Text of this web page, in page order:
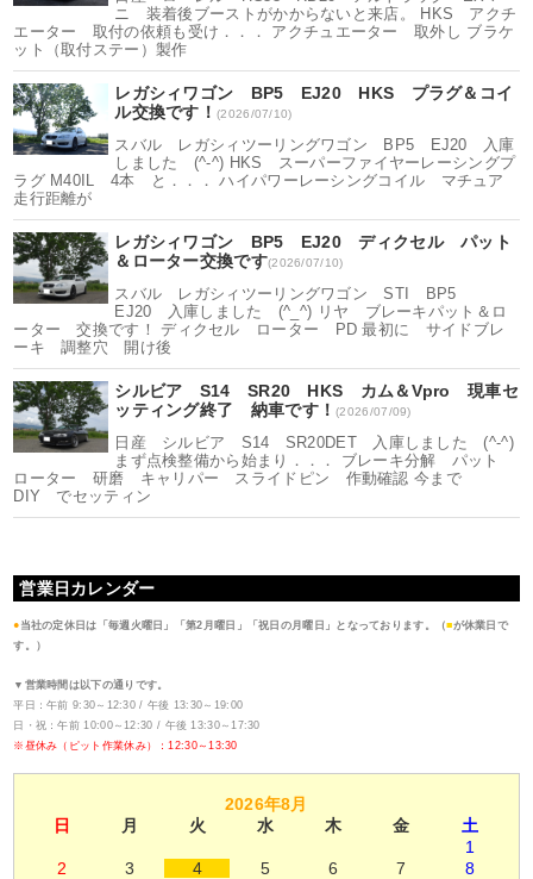
ニ 装着後ブーストがかからないと来店。 HKS アクチ
エーター 取付の依頼も受け．．． アクチュエーター 取外し ブラケ
ット（取付ステー）製作
レガシィワゴン BP5 EJ20 HKS プラグ＆コイ
ル交換です！(2026/07/10)
スバル レガシィツーリングワゴン BP5 EJ20 入庫
しました (^-^) HKS スーパーファイヤーレーシングプ
ラグ M40IL 4本 と．．． ハイパワーレーシングコイル マチュア
走行距離が
レガシィワゴン BP5 EJ20 ディクセル パット
＆ローター交換です(2026/07/10)
スバル レガシィツーリングワゴン STI BP5
EJ20 入庫しました (^_^) リヤ ブレーキパット＆ロ
ーター 交換です！ ディクセル ローター PD 最初に サイドブレ
ーキ 調整穴 開け後
シルビア S14 SR20 HKS カム＆Vpro 現車セ
ッティング終了 納車です！(2026/07/09)
日産 シルビア S14 SR20DET 入庫しました (^-^)
まず点検整備から始まり．．． ブレーキ分解 パット
ローター 研磨 キャリパー スライドピン 作動確認 今まで
DIY でセッティン
営業日カレンダー
● 当社の定休日は「毎週火曜日」「第2月曜日」「祝日の月曜日」となっております。（■が休業日で
す。）
▼営業時間は以下の通りです。
平日：午前 9:30～12:30 / 午後 13:30～19:00
日・祝：午前 10:00～12:30 / 午後 13:30～17:30
※昼休み（ピット作業休み）：12:30～13:30
2026年8月
日
月 火 水 木 金
土
1
2
3 4 5 6 7
8